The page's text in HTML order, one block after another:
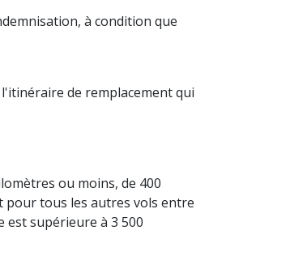
à condition que
de remplacement qui
ou moins, de 400
pour tous les autres vols entre
est supérieure à 3 500